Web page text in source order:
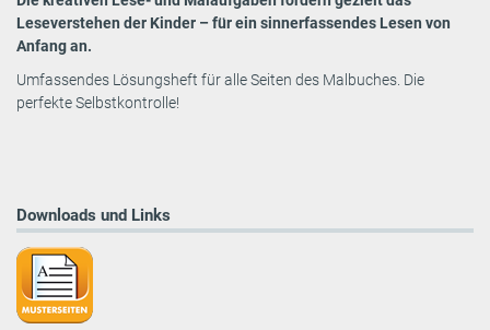
Leseverstehen der Kinder – für ein sinnerfassendes Lesen von
Anfang an.
Umfassendes Lösungsheft für alle Seiten des Malbuches. Die
perfekte Selbstkontrolle!
Downloads und Links